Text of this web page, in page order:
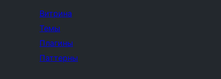
Витрина
Темы
Плагины
Паттерны